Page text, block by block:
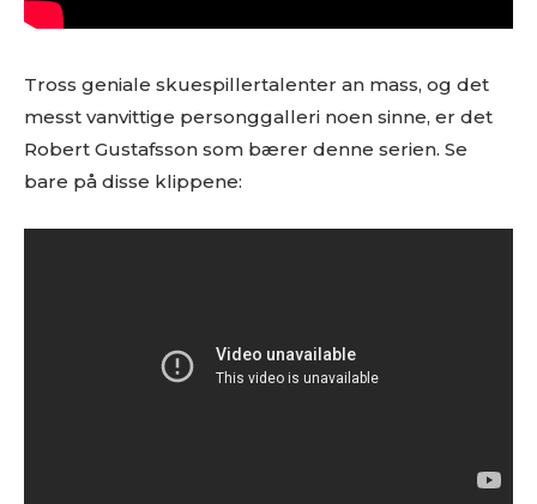
Tross geniale skuespillertalenter an mass, og det
messt vanvittige personggalleri noen sinne, er det
Robert Gustafsson som bærer denne serien. Se
bare på disse klippene: